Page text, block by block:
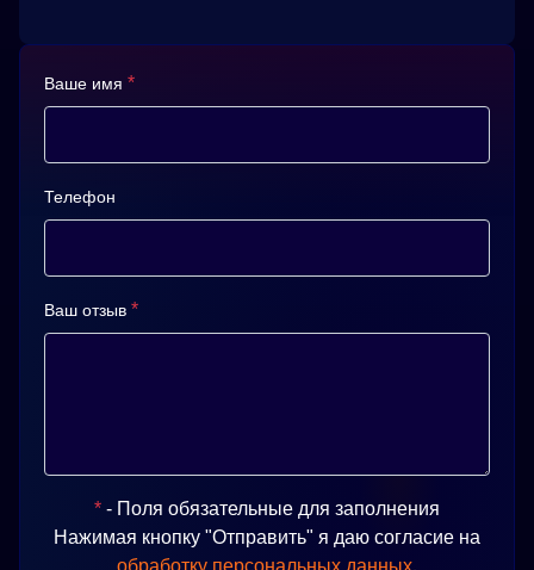
Ваше имя *
Телефон
Ваш отзыв *
* - Поля обязательные для заполнения
Нажимая кнопку "Отправить" я даю согласие на
обработку персональных данных.